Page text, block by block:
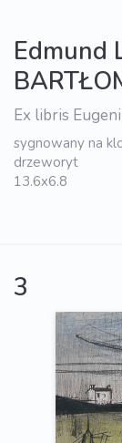
Edmund
Ex libris
sygnowany na
drzeworyt
13.6x6.8
3